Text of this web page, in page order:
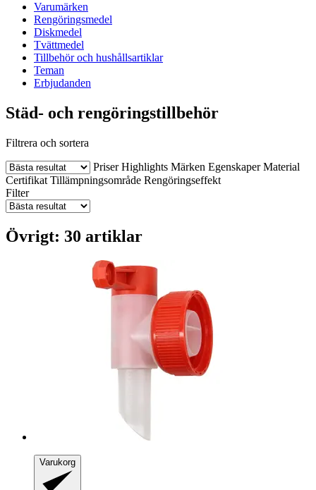
Varumärken
Rengöringsmedel
Diskmedel
Tvättmedel
Tillbehör och hushållsartiklar
Teman
Erbjudanden
Städ- och rengöringstillbehör
Filtrera och sortera
Priser Highlights Märken Egenskaper Material
Certifikat Tillämpningsområde Rengöringseffekt
Filter
Övrigt: 30 artiklar
Varukorg